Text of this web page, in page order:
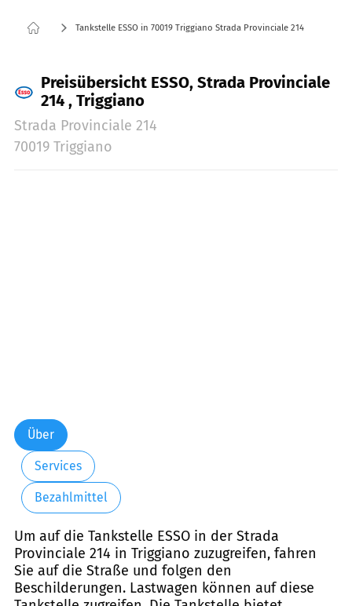
Tankstelle ESSO in 70019 Triggiano Strada Provinciale 214
Preisübersicht ESSO, Strada Provinciale
214 , Triggiano
Strada Provinciale 214
70019 Triggiano
Über
Services
Bezahlmittel
Um auf die Tankstelle ESSO in der Strada
Provinciale 214 in Triggiano zuzugreifen, fahren
Sie auf die Straße und folgen den
Beschilderungen. Lastwagen können auf diese